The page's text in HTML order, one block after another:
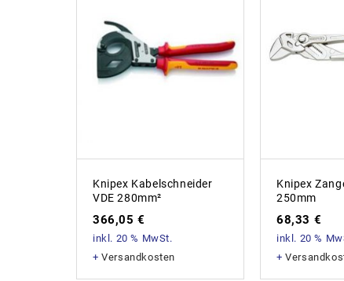
Knipex Kabelschneider
VDE 280mm²
366,05€
inkl. 20 % MwSt.
+Versandkosten
Knipex
250mm
68,33 €
inkl. 20 %
+